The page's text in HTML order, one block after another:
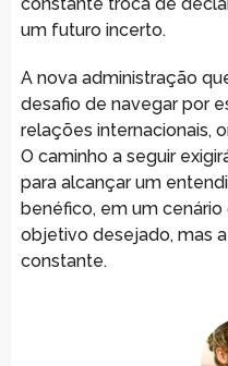
um futuro incerto.
A nova administração
desafio de navegar por
relações internacionais,
O caminho a seguir
para alcançar um
benéfico, em um
objetivo desejado, mas
constante.